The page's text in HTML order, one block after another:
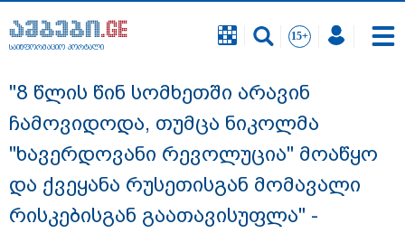
საინფორმაციო პორტალი
საინფორმაციო პორტალი
"8 წლის წინ სომხეთში არავინ
ჩამოვიდოდა, თუმცა ნიკოლმა
"ხავერდოვანი რევოლუცია" მოაწყო
და ქვეყანა რუსეთისგან მომავალი
რისკებისგან გაათავისუფლა" -